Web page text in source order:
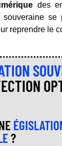
des
souveraine se
reprendre le
?